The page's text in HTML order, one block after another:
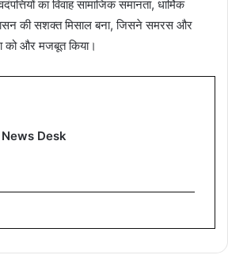
का विवाह सामाजिक समानता, धार्मिक
की सशक्त मिसाल बना, जिसने समरस और
को और मजबूत किया।
News Desk